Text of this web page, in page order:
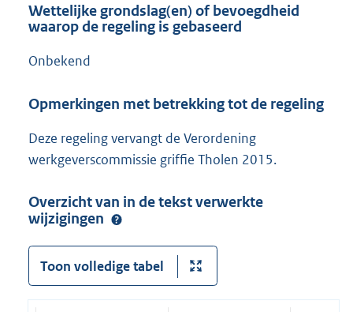
Wettelijke grondslag(en) of bevoegdheid
waarop de regeling is gebaseerd
Onbekend
Opmerkingen met betrekking tot de regeling
Deze regeling vervangt de Verordening
werkgeverscommissie griffie Tholen 2015.
Overzicht van in de tekst verwerkte
wijzigingen
Toon volledige tabel